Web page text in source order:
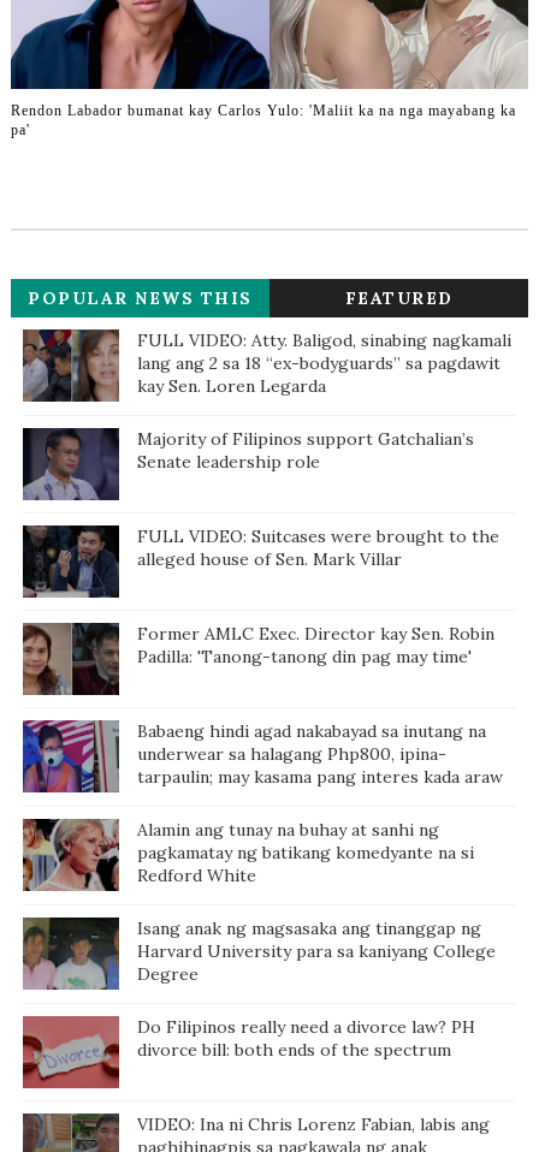
Rendon Labador bumanat kay Carlos Yulo: 'Maliit ka na nga mayabang ka
pa'
POPULAR NEWS THIS
WEEK
FEATURED
FULL VIDEO: Atty. Baligod, sinabing nagkamali
lang ang 2 sa 18 “ex-bodyguards” sa pagdawit
kay Sen. Loren Legarda
Majority of Filipinos support Gatchalian’s
Senate leadership role
FULL VIDEO: Suitcases were brought to the
alleged house of Sen. Mark Villar
Former AMLC Exec. Director kay Sen. Robin
Padilla: 'Tanong-tanong din pag may time'
Babaeng hindi agad nakabayad sa inutang na
underwear sa halagang Php800, ipina-
tarpaulin; may kasama pang interes kada araw
Alamin ang tunay na buhay at sanhi ng
pagkamatay ng batikang komedyante na si
Redford White
Isang anak ng magsasaka ang tinanggap ng
Harvard University para sa kaniyang College
Degree
Do Filipinos really need a divorce law? PH
divorce bill: both ends of the spectrum
VIDEO: Ina ni Chris Lorenz Fabian, labis ang
paghihinagpis sa pagkawala ng anak